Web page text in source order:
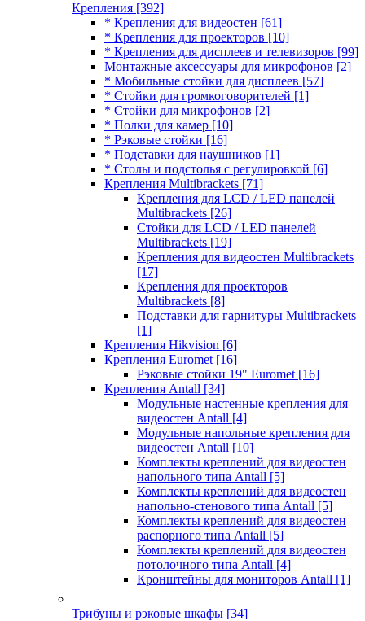
Крепления [392]
* Крепления для видеостен [61]
* Крепления для проекторов [10]
* Крепления для дисплеев и телевизоров [99]
Монтажные аксессуары для микрофонов [2]
* Мобильные стойки для дисплеев [57]
* Стойки для громкоговорителей [1]
* Стойки для микрофонов [2]
* Полки для камер [10]
* Рэковые стойки [16]
* Подставки для наушников [1]
* Столы и подстолья с регулировкой [6]
Крепления Multibrackets [71]
Крепления для LCD / LED панелей
Multibrackets [26]
Стойки для LCD / LED панелей
Multibrackets [19]
Крепления для видеостен Multibrackets
[17]
Крепления для проекторов
Multibrackets [8]
Подставки для гарнитуры Multibrackets
[1]
Крепления Hikvision [6]
Крепления Euromet [16]
Рэковые стойки 19" Euromet [16]
Крепления Antall [34]
Модульные настенные крепления для
видеостен Antall [4]
Модульные напольные крепления для
видеостен Antall [10]
Комплекты креплений для видеостен
напольного типа Antall [5]
Комплекты креплений для видеостен
напольно-стенового типа Antall [5]
Комплекты креплений для видеостен
распорного типа Antall [5]
Комплекты креплений для видеостен
потолочного типа Antall [4]
Кронштейны для мониторов Antall [1]
Трибуны и рэковые шкафы [34]